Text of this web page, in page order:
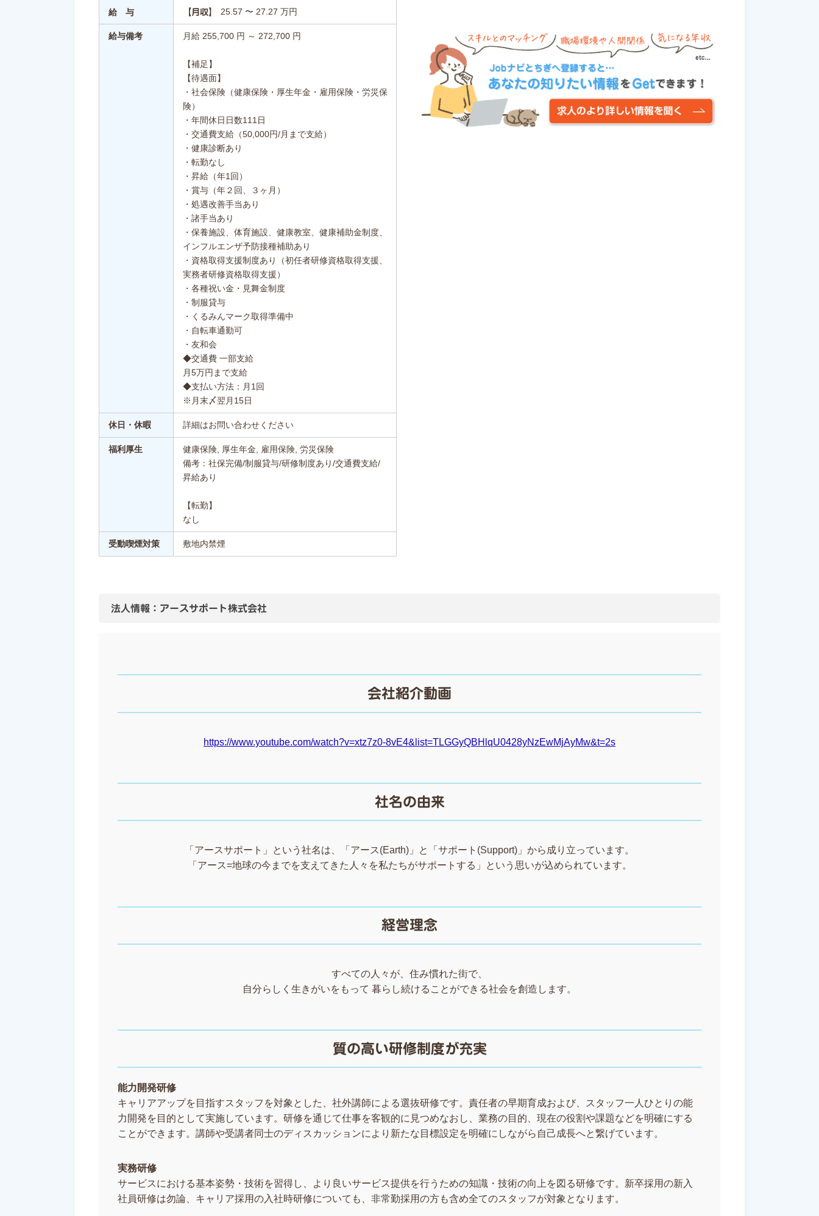
給 与 【月収】 25.57 〜 27.27 万円
給与備考 月給 255,700 円 ～ 272,700 円
【補足】
【待遇面】
・社会保険（健康保険・厚生年金・雇用保険・労災保
険）
・年間休日日数111日
・交通費支給（50,000円/月まで支給）
・健康診断あり
・転勤なし
・昇給（年1回）
・賞与（年２回、３ヶ月）
・処遇改善手当あり
・諸手当あり
・保養施設、体育施設、健康教室、健康補助金制度、
インフルエンザ予防接種補助あり
・資格取得支援制度あり（初任者研修資格取得支援、
実務者研修資格取得支援）
・各種祝い金・見舞金制度
・制服貸与
・くるみんマーク取得準備中
・自転車通勤可
・友和会
◆交通費 一部支給
月5万円まで支給
◆支払い方法：月1回
※月末〆翌月15日
休日・休暇 詳細はお問い合わせください
福利厚生
健康保険, 厚生年金, 雇用保険, 労災保険
備考：社保完備/制服貸与/研修制度あり/交通費支給/
昇給あり
【転勤】
なし
受動喫煙対策 敷地内禁煙
法人情報：アースサポート株式会社
会社紹介動画
https://www.youtube.com/watch?v=xtz7z0-8vE4&list=TLGGyQBHlqU0428yNzEwMjAyMw&t=2s
社名の由来
「アースサポート」という社名は、「アース(Earth)」と「サポート(Support)」から成り立っています。
「アース=地球の今までを支えてきた人々を私たちがサポートする」という思いが込められています。
経営理念
すべての人々が、住み慣れた街で、
自分らしく生きがいをもって 暮らし続けることができる社会を創造します。
質の高い研修制度が充実
能力開発研修
キャリアアップを目指すスタッフを対象とした、社外講師による選抜研修です。責任者の早期育成および、スタッフ一人ひとりの能
力開発を目的として実施しています。研修を通じて仕事を客観的に見つめなおし、業務の目的、現在の役割や課題などを明確にする
ことができます。講師や受講者同士のディスカッションにより新たな目標設定を明確にしながら自己成長へと繋げています。
実務研修
サービスにおける基本姿勢・技術を習得し、より良いサービス提供を行うための知識・技術の向上を図る研修です。新卒採用の新入
社員研修は勿論、キャリア採用の入社時研修についても、非常勤採用の方も含め全てのスタッフが対象となります。